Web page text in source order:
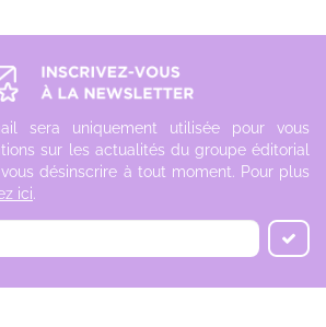
sera uniquement utilisée pour vous
sur les actualités du groupe éditorial
désinscrire à tout moment. Pour plus
ici.